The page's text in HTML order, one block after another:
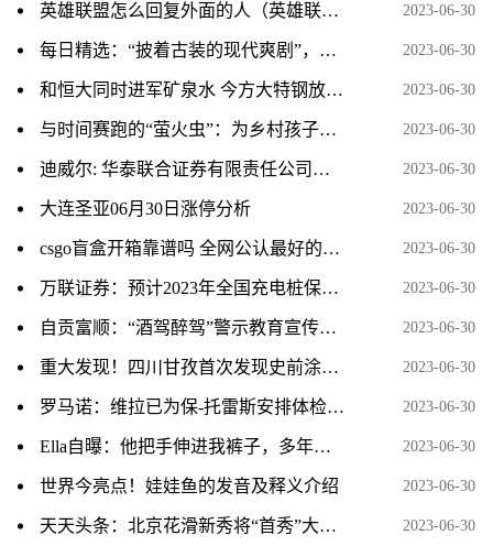
英雄联盟怎么回复外面的人（英雄联盟怎么回复私聊） 2023-06-30
每日精选：“披着古装的现代爽剧”，白敬亭宋轶主演《长风渡》借老套路“先婚后爱”掳获观众 2023-06-30
和恒大同时进军矿泉水 今方大特钢放弃“卖水” 拟挂牌转让相关子公司_天天观天下 2023-06-30
与时间赛跑的“萤火虫”：为乡村孩子点亮梦想 2023-06-30
迪威尔: 华泰联合证券有限责任公司关于南京迪威尔高端制造股份有限公司核心技术人员离职的核查意见_世界热资讯 2023-06-30
大连圣亚06月30日涨停分析 2023-06-30
csgo盲盒开箱靠谱吗 全网公认最好的csgo开箱网站盘点 2023-06-30
万联证券：预计2023年全国充电桩保有量将超过1050万台_热闻 2023-06-30
自贡富顺：“酒驾醉驾”警示教育宣传进企业|世界要闻 2023-06-30
重大发现！四川甘孜首次发现史前涂绘类岩画群-焦点速递 2023-06-30
罗马诺：维拉已为保-托雷斯安排体检，转会费3500万欧加浮动 2023-06-30
Ella自曝：他把手伸进我裤子，多年后才知道，两个妹妹同样被侵犯 2023-06-30
世界今亮点！娃娃鱼的发音及释义介绍 2023-06-30
天天头条：北京花滑新秀将“首秀”大奖赛 2023-06-30